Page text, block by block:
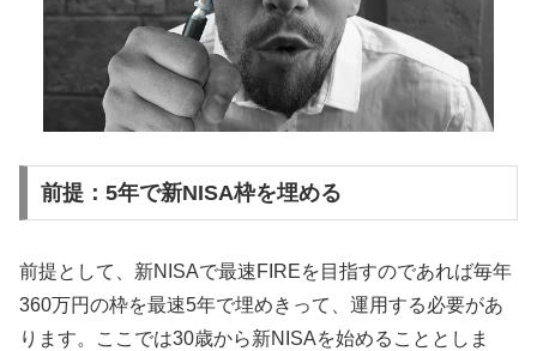
前提：5年で新NISA枠を埋める
前提として、新NISAで最速FIREを目指すのであれば毎年
360万円の枠を最速5年で埋めきって、運用する必要があ
ります。ここでは30歳から新NISAを始めることとしま